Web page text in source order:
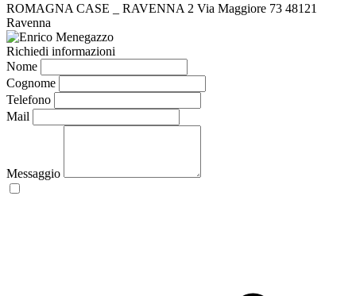
ROMAGNA CASE _ RAVENNA 2 Via Maggiore 73 48121
Ravenna
Richiedi informazioni
Nome
Cognome
Telefono
Mail
Messaggio